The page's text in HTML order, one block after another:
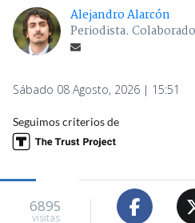
Alejandro Alarcón
Periodista.
Sábado 08 Agosto, 2026 | 15:51
Seguimos criterios de
6895
visitas